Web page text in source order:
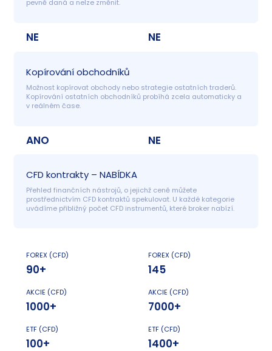
pevně daná a nelze změnit.
NE NE
Kopírování obchodníků
Možnost kopírovat obchody nebo strategie ostatních traderů.
Kopírování ostatních obchodníků probíhá zcela automaticky a
v reálném čase.
ANO NE
CFD kontrakty – NABÍDKA
Přehled finančních nástrojů, o jejichž ceně můžete
prostřednictvím CFD kontraktů spekulovat. U každé kategorie
uvádíme přibližný počet CFD instrumentů, které broker nabízí.
FOREX (CFD)
90+
AKCIE (CFD)
1000+
ETF (CFD)
100+
FOREX (CFD)
145
AKCIE (CFD)
7000+
ETF (CFD)
1400+